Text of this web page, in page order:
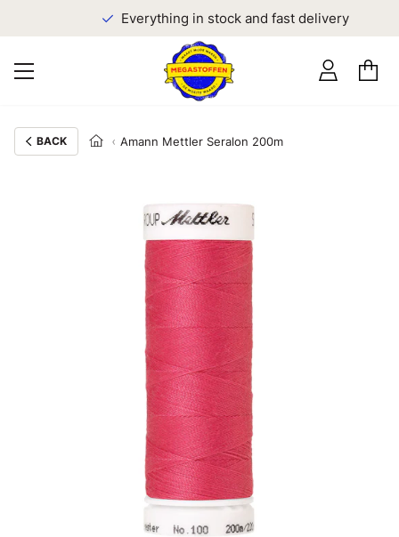
Everything in stock and fast delivery
BACK Amann Mettler Seralon 200m